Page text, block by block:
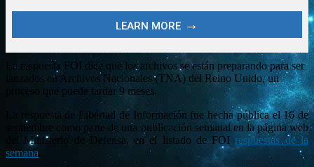
La respuesta FOI dice que los archivos se están preparando para ser
lanzados en Archivos Nacionales (TNA) del Reino Unido, un
proceso que puede tardar 9 meses.
La respuesta de Libertad de Información fue hecha pública el 16 de
septiembre como parte de una publicación semanal en la página web
del Ministerio de Defensa, en el listado de FOIrespuestas de la
semana